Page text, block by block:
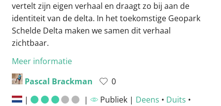
vertelt zijn eigen verhaal en draagt zo bij aan de
identiteit van de delta. In het toekomstige Geopark
Schelde Delta maken we samen dit verhaal
zichtbaar.
Meer informatie
Pascal Brackman
0
|
| Publiek | Deens • Duits •